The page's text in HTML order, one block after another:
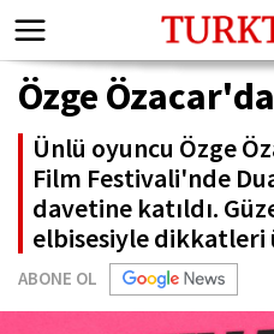
Özge
Ünlü oyuncu Özge
Film Festivali'nde
davetine katıldı.
elbisesiyle dikkatleri
ABONE OL